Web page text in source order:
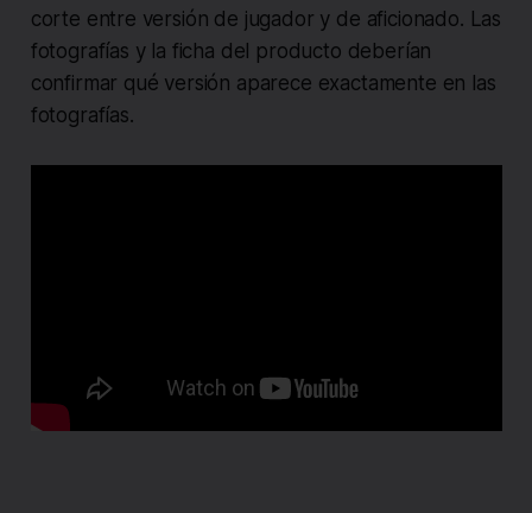
corte entre versión de jugador y de aficionado. Las
fotografías y la ficha del producto deberían
confirmar qué versión aparece exactamente en las
fotografías.